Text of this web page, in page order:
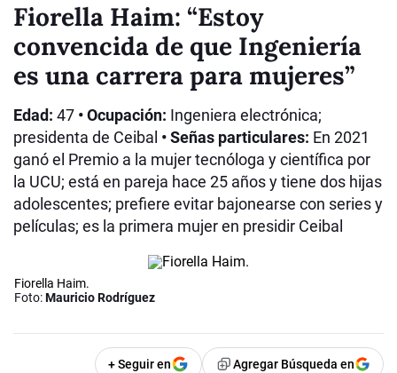
Fiorella Haim: “Estoy
convencida de que Ingeniería
es una carrera para mujeres”
Edad: 47 • Ocupación: Ingeniera electrónica;
presidenta de Ceibal • Señas particulares: En 2021
ganó el Premio a la mujer tecnóloga y científica por
la UCU; está en pareja hace 25 años y tiene dos hijas
adolescentes; prefiere evitar bajonearse con series y
películas; es la primera mujer en presidir Ceibal
Fiorella Haim.
Foto:Mauricio Rodríguez
+ Seguir en Agregar Búsqueda en